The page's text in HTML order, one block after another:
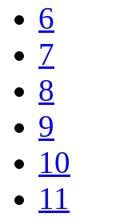
6
7
8
9
10
11